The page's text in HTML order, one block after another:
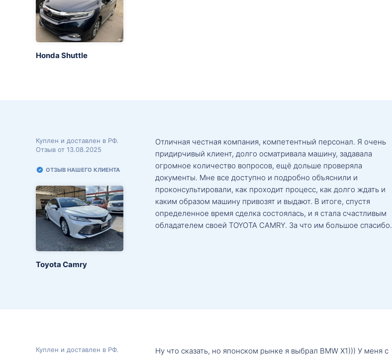
Honda Shuttle
Куплен и доставлен в РФ.
Отзыв от 13.08.2025
ОТЗЫВ НАШЕГО КЛИЕНТА
Toyota Camry
Отличная честная компания, компетентный персонал. Я очень
придирчивый клиент, долго осматривала машину, задавала
огромное количество вопросов, ещё дольше проверяла
документы. Мне все доступно и подробно объяснили и
проконсультировали, как проходит процесс, как долго ждать и
каким образом машину привозят и выдают. В итоге, спустя
определенное время сделка состоялась, и я стала счастливым
обладателем своей TOYOTA CAMRY. За что им большое спасибо.
Куплен и доставлен в РФ.
Ну что сказать, но японском рынке я выбрал BMW X1))) У меня с